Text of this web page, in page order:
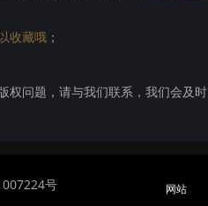
收藏哦 ；
权问题，请与我们联系，我们会及时
号
网站